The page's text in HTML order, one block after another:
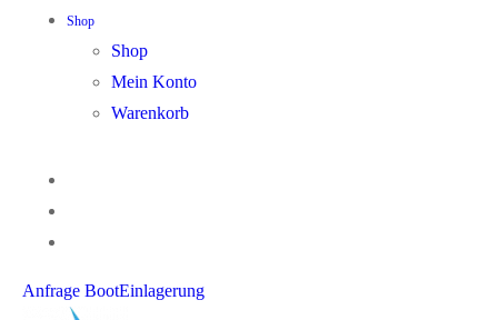
Shop
Shop
Mein Konto
Warenkorb
Anfrage BootEinlagerung